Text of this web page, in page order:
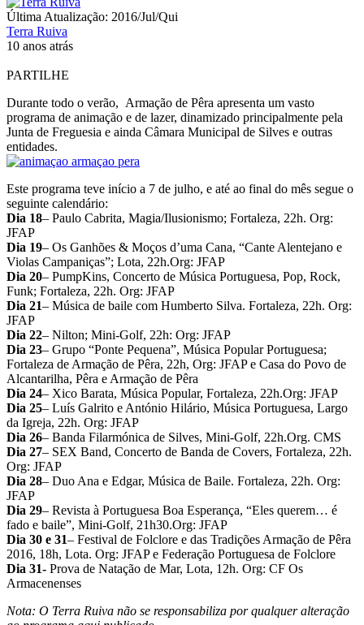
Última Atualização: 2016/Jul/Qui
Terra Ruiva
10 anos atrás
PARTILHE
Durante todo o verão, Armação de Pêra apresenta um vasto
programa de animação e de lazer, dinamizado principalmente pela
Junta de Freguesia e ainda Câmara Municipal de Silves e outras
entidades.
Este programa teve início a 7 de julho, e até ao final do mês segue o
seguinte calendário:
Dia 18– Paulo Cabrita, Magia/Ilusionismo; Fortaleza, 22h. Org:
JFAP
Dia 19– Os Ganhões & Moços d’uma Cana, “Cante Alentejano e
Violas Campaniças”; Lota, 22h.Org: JFAP
Dia 20– PumpKins, Concerto de Música Portuguesa, Pop, Rock,
Funk; Fortaleza, 22h. Org: JFAP
Dia 21– Música de baile com Humberto Silva. Fortaleza, 22h. Org:
JFAP
Dia 22– Nilton; Mini-Golf, 22h: Org: JFAP
Dia 23– Grupo “Ponte Pequena”, Música Popular Portuguesa;
Fortaleza de Armação de Pêra, 22h, Org: JFAP e Casa do Povo de
Alcantarilha, Pêra e Armação de Pêra
Dia 24– Xico Barata, Música Popular, Fortaleza, 22h.Org: JFAP
Dia 25– Luís Galrito e António Hilário, Música Portuguesa, Largo
da Igreja, 22h. Org: JFAP
Dia 26– Banda Filarmónica de Silves, Mini-Golf, 22h.Org. CMS
Dia 27– SEX Band, Concerto de Banda de Covers, Fortaleza, 22h.
Org: JFAP
Dia 28– Duo Ana e Edgar, Música de Baile. Fortaleza, 22h. Org:
JFAP
Dia 29– Revista à Portuguesa Boa Esperança, “Eles querem… é
fado e baile”, Mini-Golf, 21h30.Org: JFAP
Dia 30 e 31– Festival de Folclore e das Tradições Armação de Pêra
2016, 18h, Lota. Org: JFAP e Federação Portuguesa de Folclore
Dia 31- Prova de Natação de Mar, Lota, 12h. Org: CF Os
Armacenenses
Nota: O Terra Ruiva não se responsabiliza por qualquer alteração